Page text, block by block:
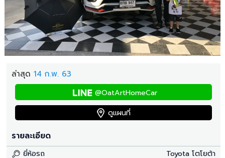
ล่าสุด 14 ก.พ. 63
@OatArtHomeCar
ดูแผนที่
รายละเอียด
ยี่ห้อรถ
Toyota โตโยต้า